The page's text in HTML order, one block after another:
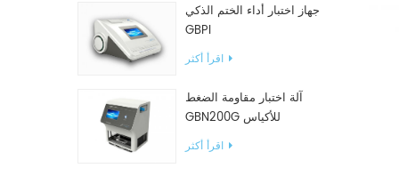
جهاز اختبار أداء الختم الذكي
GBPI
اقرأ أكثر
آلة اختبار مقاومة الضغط
GBN200G للأكياس
البلاستيكية
اقرأ أكثر